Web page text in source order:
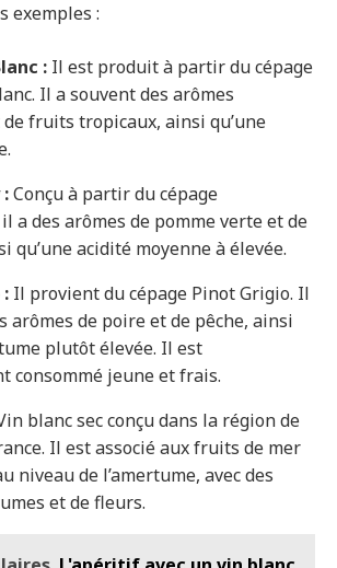
exemples :
: Il est produit à partir du cépage
Il a souvent des arômes
de fruits tropicaux, ainsi qu’une
Conçu à partir du cépage
a des arômes de pomme verte et de
qu’une acidité moyenne à élevée.
Il provient du cépage Pinot Grigio. Il
arômes de poire et de pêche, ainsi
plutôt élevée. Il est
consommé jeune et frais.
blanc sec conçu dans la région de
Il est associé aux fruits de mer
niveau de l’amertume, avec des
et de fleurs.